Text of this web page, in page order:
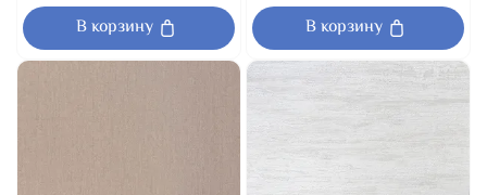
В корзину
В корзину